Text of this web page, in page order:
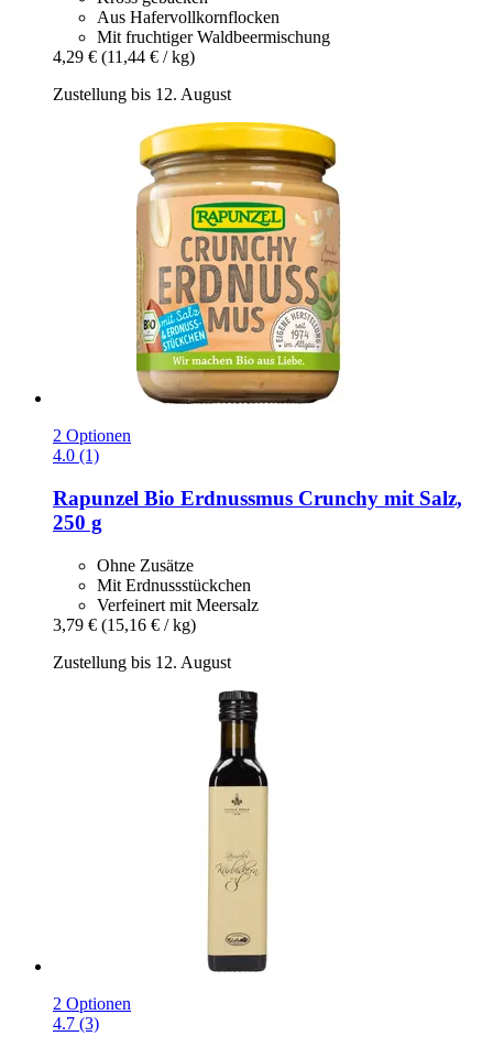
Aus Hafervollkornflocken
Mit fruchtiger Waldbeermischung
4,29 € (11,44 € / kg)
Zustellung bis 12. August
2 Optionen
4.0 (1)
Rapunzel Bio Erdnussmus Crunchy mit Salz,
250 g
Ohne Zusätze
Mit Erdnussstückchen
Verfeinert mit Meersalz
3,79 € (15,16 € / kg)
Zustellung bis 12. August
2 Optionen
4.7 (3)